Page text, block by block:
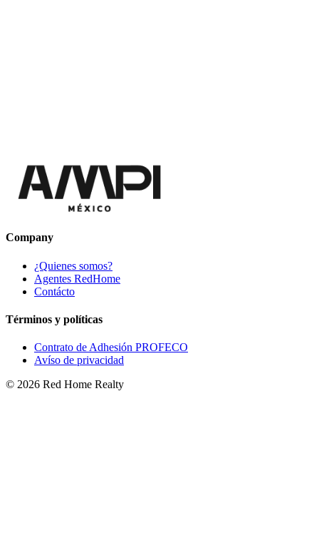
Company
¿Quienes somos?
Agentes RedHome
Contácto
Términos y políticas
Contrato de Adhesión PROFECO
Avíso de privacidad
© 2026 Red Home Realty